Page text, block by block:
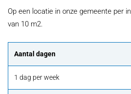
Op een locatie in onze gemeente per
van 10 m2.
Aantal dagen
1 dag per week